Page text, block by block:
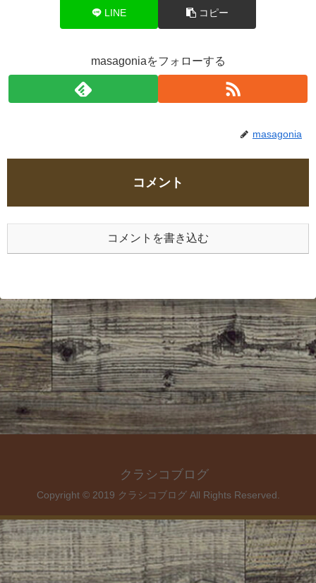
LINE コピー
masagoniaをフォローする
masagonia
コメント
コメントを書き込む
クラシコブログ
Copyright © 2019 クラシコブログ All Rights Reserved.